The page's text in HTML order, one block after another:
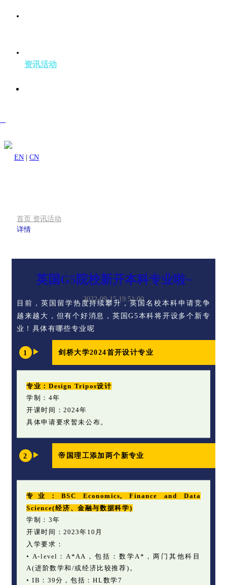
资讯活动
EN CN
首页 资讯活动
详情
英国G5院校新开本科专业啦~
2022-09-15 19:51:00
目前，英国留学热度持续攀升，英国名校本科申请竞争
越来越大，但有个好消息，英国G5本科将开设多个新专
业！具体有哪些专业呢
1 剑桥大学2024首开设计专业
专业：Design Tripos设计
学制：4年
开课时间：2024年
具体申请要求暂未公布。
2 帝国理工添加两个新专业
专业：BSC Economics, Finance and Data
Science(经济、金融与数据科学)
学制：3年
开课时间：2023年10月
入学要求：
• A-level：A*AA，包括：数学A*，两门其他科目
A(进阶数学和/或经济比较推荐)。
• IB：39分，包括：HL数学7